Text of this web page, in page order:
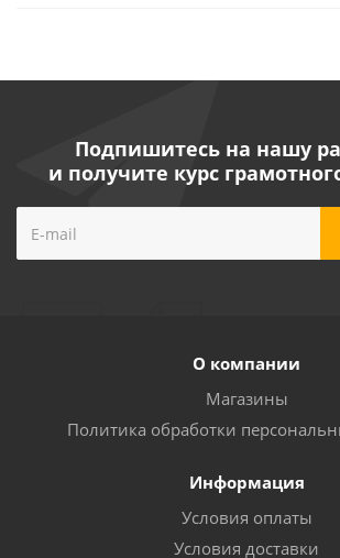
Подпишитесь на нашу
и получите курс
О компании
Магазины
Политика обработки
Информация
Условия оплаты
Условия доставки